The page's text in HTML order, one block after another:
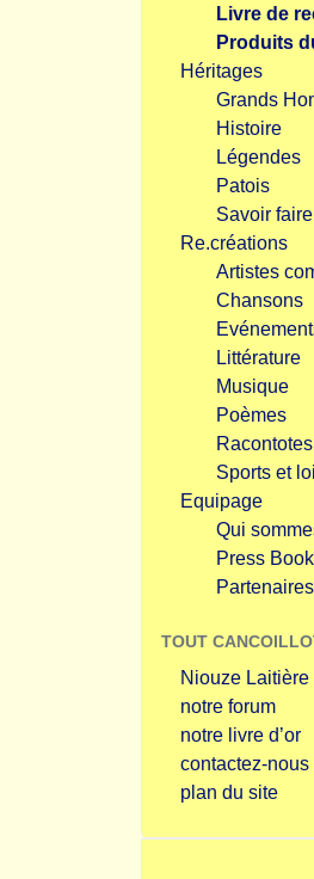
Livre de
Produits
Héritages
Grands
Histoire
Légendes
Patois
Savoir faire
Re.créations
Artistes
Chansons
Littérature
Musique
Poèmes
Racontotes
Sports et
Equipage
Qui
Press Book
Partenaires
TOUT
Niouze Laitière
notre forum
notre livre d’or
contactez-nous
plan du site